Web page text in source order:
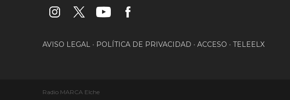
AVISO LEGAL • POLÍTICA DE PRIVACIDAD • ACCESO • TELEELX
Radio MARCA Elche